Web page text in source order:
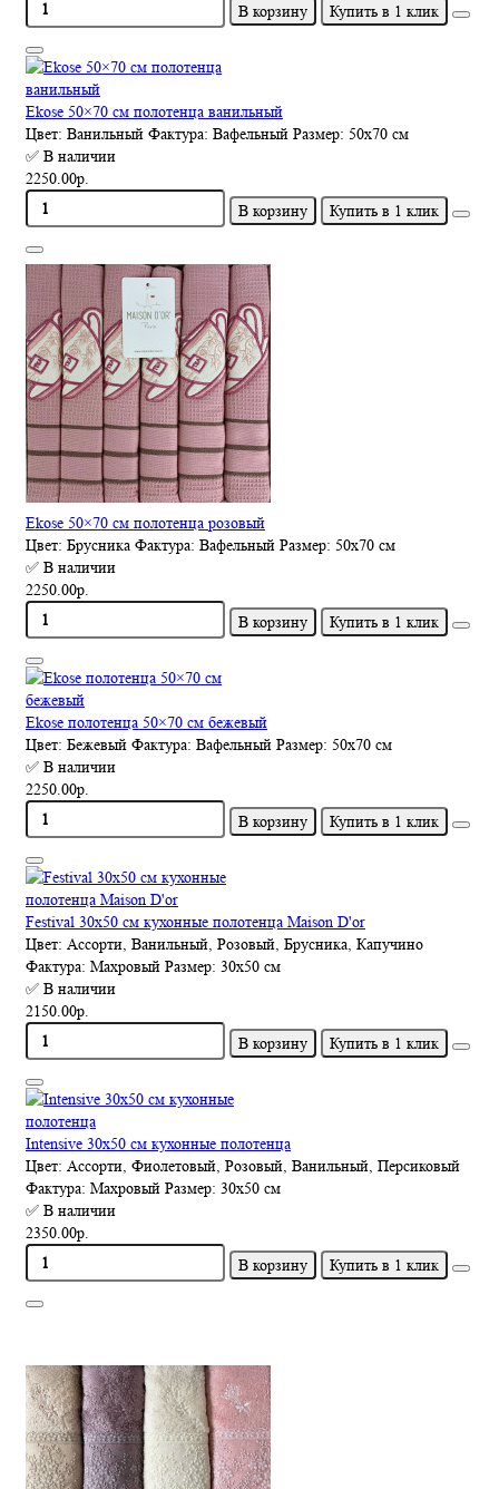
В корзину Купить в 1 клик
Ekose 50×70 см полотенца ванильный
Цвет: Ванильный Фактура: Вафельный Размер: 50х70 см
✅ В наличии
2250.00р.
В корзину
Купить в 1 клик
Ekose 50×70 см полотенца розовый
Цвет: Брусника Фактура: Вафельный Размер: 50х70 см
✅ В наличии
2250.00р.
В корзину
Купить в 1 клик
Ekose полотенца 50×70 см бежевый
Цвет: Бежевый Фактура: Вафельный Размер: 50х70 см
✅ В наличии
2250.00р.
В корзину
Купить в 1 клик
Festival 30х50 см кухонные полотенца Maison D'or
Цвет: Ассорти, Ванильный, Розовый, Брусника, Капучино
Фактура: Махровый Размер: 30х50 см
✅ В наличии
2150.00р.
В корзину
Купить в 1 клик
Intensive 30x50 см кухонные полотенца
Цвет: Ассорти, Фиолетовый, Розовый, Ванильный, Персиковый
Фактура: Махровый Размер: 30х50 см
✅ В наличии
2350.00р.
В корзину
Купить в 1 клик